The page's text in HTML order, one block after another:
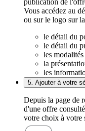
Vous accédez au
ou sur le logo sur
le détail du
le détail du
les
la
les
5. Ajouter à votre
Depuis la page de
d'une offre
votre choix à votre